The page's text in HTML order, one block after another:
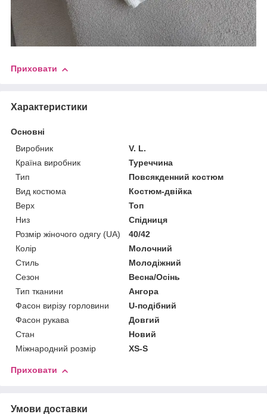
Приховати
Характеристики
Основні
Виробник
V. L.
Країна виробник
Туреччина
Тип
Повсякденний костюм
Вид костюма
Костюм-двійка
Верх
Топ
Низ
Спідниця
Розмір жіночого одягу (UA)
40/42
Колір
Молочний
Стиль
Молодіжний
Сезон
Весна/Осінь
Тип тканини
Ангора
Фасон вирізу горловини
U-подібний
Фасон рукава
Довгий
Стан
Новий
Міжнародний розмір
XS-S
Приховати
Умови доставки